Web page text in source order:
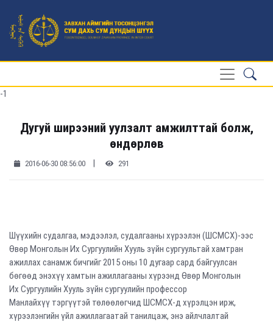
-1
Дугуй ширээний уулзалт амжилттай болж,
өндөрлөв
2016-06-30 08:56:00 | 291
Шүүхийн судалгаа, мэдээлэл, судалгааны хүрээлэн (ШСМСХ)-ээс
Өвөр Монголын Их Сургуулийн Хууль зүйн сургуультай хамтран
ажиллах санамж бичгийг 2015 оны 10 дугаар сард байгуулсан
бөгөөд энэхүү хамтын ажиллагааны хүрээнд Өвөр Монголын
Их Сургуулийн Хууль зүйн сургуулийн профессор
Манлайхүү тэргүүтэй төлөөлөгчид ШСМСХ-д хүрэлцэн ирж,
хүрээлэнгийн үйл ажиллагаатай танилцаж, энэ айлчлалтай